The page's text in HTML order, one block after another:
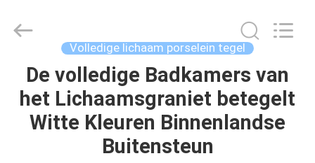
HUIS
PRODUCTEN
CERAMICS
CO.,LTD..
Volledige lichaam porselein tegel
De volledige Badkamers van
het Lichaamsgraniet betegelt
Witte Kleuren Binnenlandse
Buitensteun